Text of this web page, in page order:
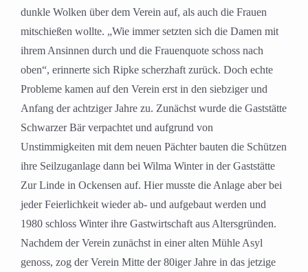
dunkle Wolken über dem Verein auf, als auch die Frauen
mitschießen wollte. „Wie immer setzten sich die Damen mit
ihrem Ansinnen durch und die Frauenquote schoss nach
oben“, erinnerte sich Ripke scherzhaft zurück. Doch echte
Probleme kamen auf den Verein erst in den siebziger und
Anfang der achtziger Jahre zu. Zunächst wurde die Gaststätte
Schwarzer Bär verpachtet und aufgrund von
Unstimmigkeiten mit dem neuen Pächter bauten die Schützen
ihre Seilzuganlage dann bei Wilma Winter in der Gaststätte
Zur Linde in Ockensen auf. Hier musste die Anlage aber bei
jeder Feierlichkeit wieder ab- und aufgebaut werden und
1980 schloss Winter ihre Gastwirtschaft aus Altersgründen.
Nachdem der Verein zunächst in einer alten Mühle Asyl
genoss, zog der Verein Mitte der 80iger Jahre in das jetzige